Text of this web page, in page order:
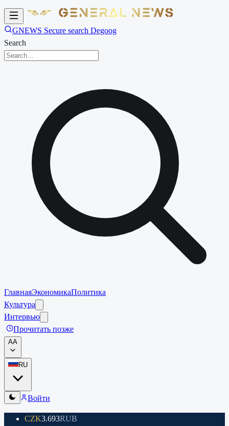
GNEWS Secure search Degoog
Search
ГлавнаяЭкономикаПолитика
Культура
Интервью
Прочитать позже
AA
RU
Войти
CZK3.693RUB